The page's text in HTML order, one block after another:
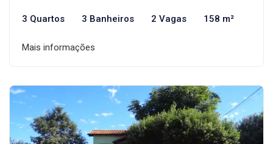
3 Quartos 3 Banheiros 2 Vagas 158 m²
Mais informações